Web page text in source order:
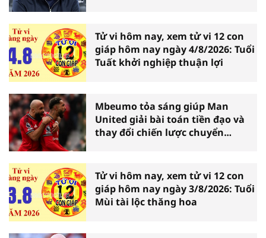
Tử vi hôm nay, xem tử vi 12 con
giáp hôm nay ngày 4/8/2026: Tuổi
Tuất khởi nghiệp thuận lợi
Mbeumo tỏa sáng giúp Man
United giải bài toán tiền đạo và
thay đổi chiến lược chuyển
Tử vi hôm nay, xem tử vi 12 con
giáp hôm nay ngày 3/8/2026: Tuổi
Mùi tài lộc thăng hoa